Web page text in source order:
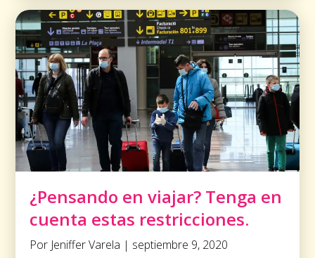
¿Pensando en viajar? Tenga en
cuenta estas restricciones.
Por Jeniffer Varela | septiembre 9, 2020